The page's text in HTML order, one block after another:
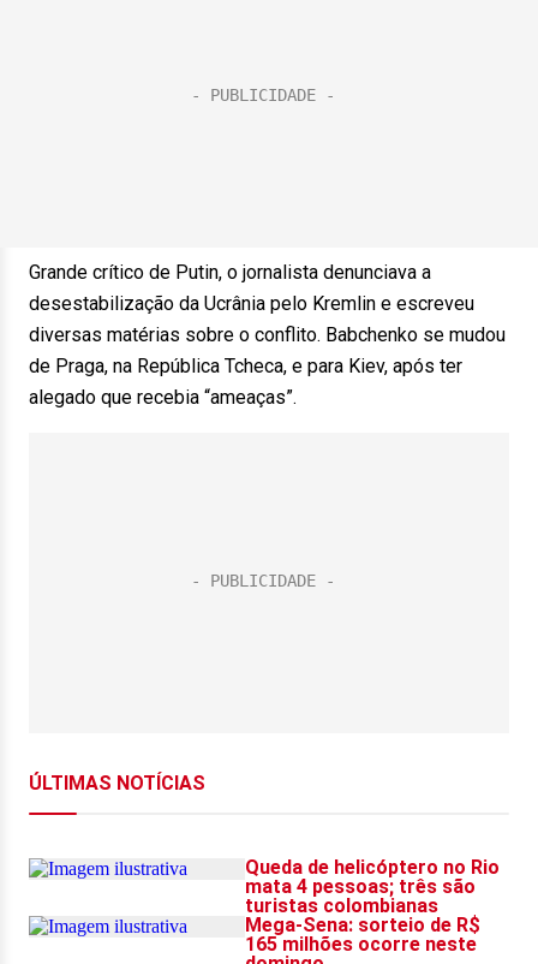
Grande crítico de Putin, o jornalista denunciava a
desestabilização da Ucrânia pelo Kremlin e escreveu
diversas matérias sobre o conflito. Babchenko se mudou
de Praga, na República Tcheca, e para Kiev, após ter
alegado que recebia “ameaças”.